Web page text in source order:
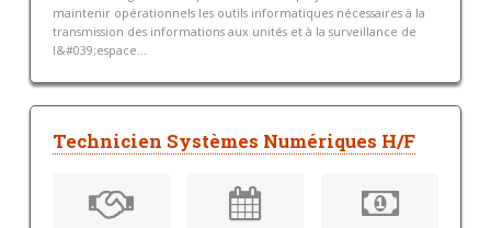
maintenir opérationnels les outils informatiques nécessaires à la
transmission des informations aux unités et à la surveillance de
l&#039;espace...
Technicien Systèmes Numériques H/F